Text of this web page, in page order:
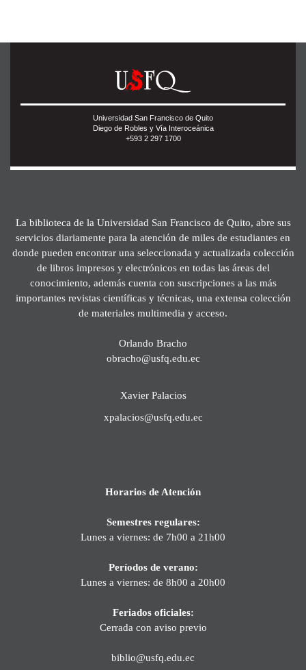
Universidad San Francisco de Quito
Diego de Robles y Vía Interoceánica
+593 2 297 1700
La biblioteca de la Universidad San Francisco de Quito, abre sus
servicios diariamente para la atención de miles de estudiantes en
donde pueden encontrar una seleccionada y actualizada colección
de libros impresos y electrónicos en todas las áreas del
conocimiento, además cuenta con suscripciones a las más
importantes revistas científicas y técnicas, una extensa colección
de materiales multimedia y acceso.
Orlando Bracho
obracho@usfq.edu.ec
Xavier Palacios
xpalacios@usfq.edu.ec
Horarios de Atención
Semestres regulares:
Lunes a viernes: de 7h00 a 21h00
Períodos de verano:
Lunes a viernes: de 8h00 a 20h00
Feriados oficiales:
Cerrada con aviso previo
biblio@usfq.edu.ec